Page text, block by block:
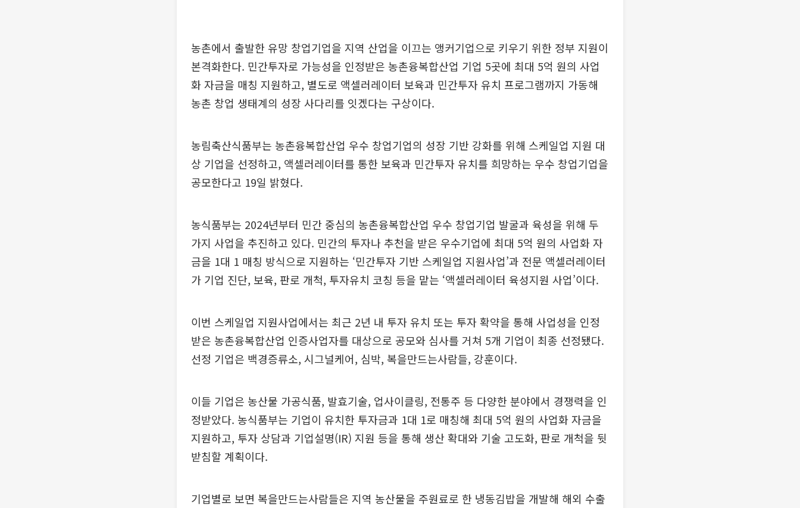
농촌에서 출발한 유망 창업기업을 지역 산업을 이끄는 앵커기업으로 키우기 위한 정부 지원이
본격화한다. 민간투자로 가능성을 인정받은 농촌융복합산업 기업 5곳에 최대 5억 원의 사업
화 자금을 매칭 지원하고, 별도로 액셀러레이터 보육과 민간투자 유치 프로그램까지 가동해
농촌 창업 생태계의 성장 사다리를 잇겠다는 구상이다.
농림축산식품부는 농촌융복합산업 우수 창업기업의 성장 기반 강화를 위해 스케일업 지원 대
상 기업을 선정하고, 액셀러레이터를 통한 보육과 민간투자 유치를 희망하는 우수 창업기업을
공모한다고 19일 밝혔다.
농식품부는 2024년부터 민간 중심의 농촌융복합산업 우수 창업기업 발굴과 육성을 위해 두
가지 사업을 추진하고 있다. 민간의 투자나 추천을 받은 우수기업에 최대 5억 원의 사업화 자
금을 1대 1 매칭 방식으로 지원하는 ‘민간투자 기반 스케일업 지원사업’과 전문 액셀러레이터
가 기업 진단, 보육, 판로 개척, 투자유치 코칭 등을 맡는 ‘액셀러레이터 육성지원 사업’이다.
이번 스케일업 지원사업에서는 최근 2년 내 투자 유치 또는 투자 확약을 통해 사업성을 인정
받은 농촌융복합산업 인증사업자를 대상으로 공모와 심사를 거쳐 5개 기업이 최종 선정됐다.
선정 기업은 백경증류소, 시그널케어, 심박, 복을만드는사람들, 강훈이다.
이들 기업은 농산물 가공식품, 발효기술, 업사이클링, 전통주 등 다양한 분야에서 경쟁력을 인
정받았다. 농식품부는 기업이 유치한 투자금과 1대 1로 매칭해 최대 5억 원의 사업화 자금을
지원하고, 투자 상담과 기업설명(IR) 지원 등을 통해 생산 확대와 기술 고도화, 판로 개척을 뒷
받침할 계획이다.
기업별로 보면 복을만드는사람들은 지역 농산물을 주원료로 한 냉동김밥을 개발해 해외 수출